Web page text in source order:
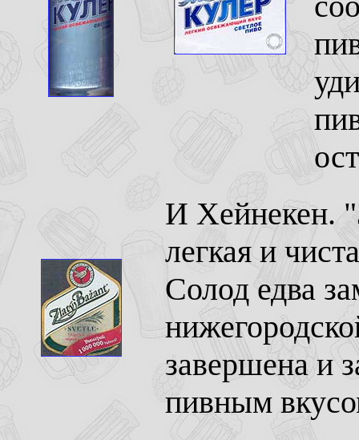
И Хейнекен.
легкая и
Солод едва
завершена и
пивным